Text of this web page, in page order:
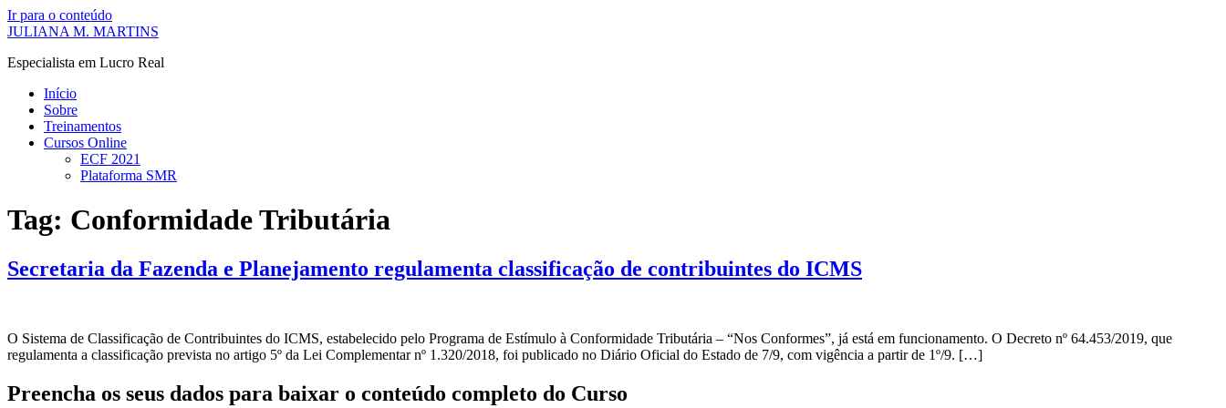
Ir para o conteúdo
JULIANA M. MARTINS
Especialista em Lucro Real
Início
Sobre
Treinamentos
Cursos Online
ECF 2021
Plataforma SMR
Tag: Conformidade Tributária
Secretaria da Fazenda e Planejamento regulamenta classificação de contribuintes do ICMS
O Sistema de Classificação de Contribuintes do ICMS, estabelecido pelo Programa de Estímulo à Conformidade Tributária – “Nos Conformes”, já está em funcionamento. O Decreto nº 64.453/2019, que
regulamenta a classificação prevista no artigo 5º da Lei Complementar nº 1.320/2018, foi publicado no Diário Oficial do Estado de 7/9, com vigência a partir de 1º/9. […]
Preencha os seus dados para baixar o conteúdo completo do Curso